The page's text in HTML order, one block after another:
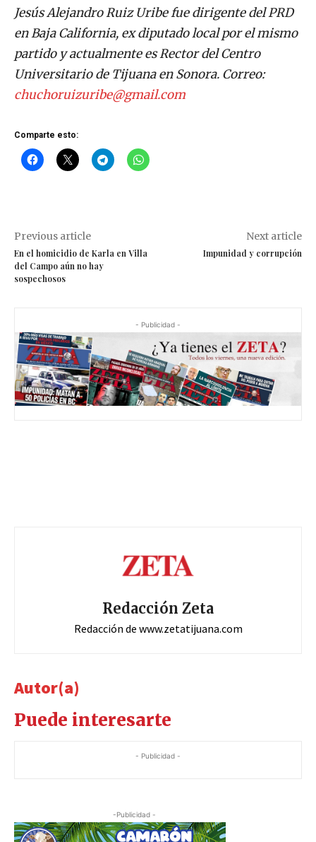
Jesús Alejandro Ruiz Uribe fue dirigente del PRD
en Baja California, ex diputado local por el mismo
partido y actualmente es Rector del Centro
Universitario de Tijuana en Sonora. Correo:
chuchoruizuribe@gmail.com
Comparte esto:
Previous article
En el homicidio de Karla en Villa
del Campo aún no hay
sospechosos
Next article
Impunidad y corrupción
- Publicidad -
Redacción Zeta
Redacción de www.zetatijuana.com
Autor(a)
Puede interesarte
- Publicidad -
-Publicidad -